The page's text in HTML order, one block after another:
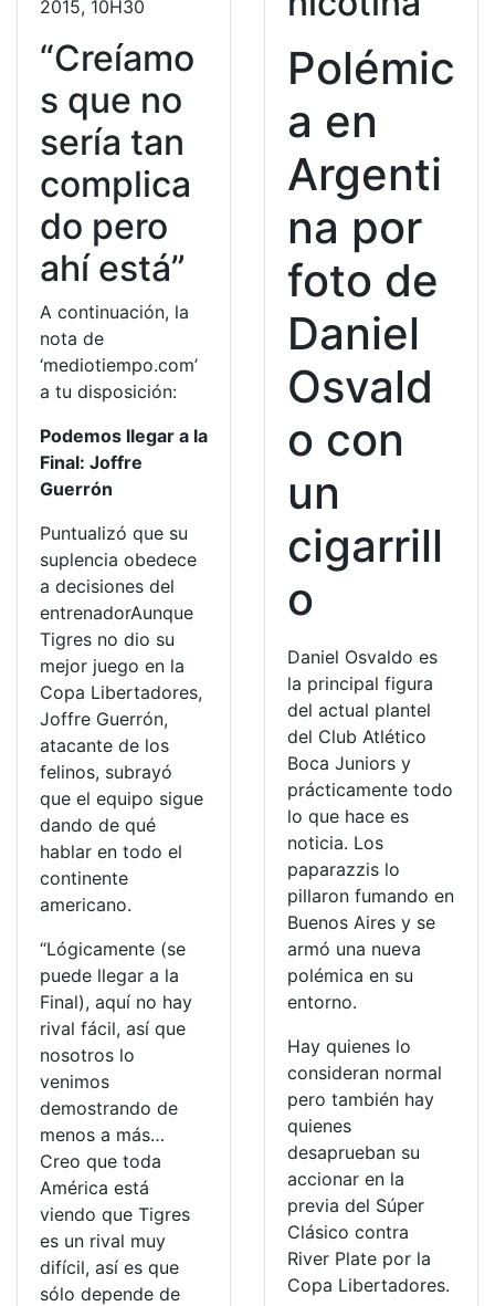
2015, 10H30
“Creíamo
s que no
sería tan
complica
do pero
ahí está”
A continuación, la
nota de
‘mediotiempo.com’
a tu disposición:
Podemos llegar a la
Final: Joffre
Guerrón
Puntualizó que su
suplencia obedece
a decisiones del
entrenadorAunque
Tigres no dio su
mejor juego en la
Copa Libertadores,
Joffre Guerrón,
atacante de los
felinos, subrayó
que el equipo sigue
dando de qué
hablar en todo el
continente
americano.
“Lógicamente (se
puede llegar a la
Final), aquí no hay
rival fácil, así que
nosotros lo
venimos
demostrando de
menos a más…
Creo que toda
América está
viendo que Tigres
es un rival muy
difícil, así es que
sólo depende de
Polémic
a en
Argenti
na por
foto de
Daniel
Osvald
o con
un
cigarrill
o
Daniel Osvaldo es
la principal figura
del actual plantel
del Club Atlético
Boca Juniors y
prácticamente todo
lo que hace es
noticia. Los
paparazzis lo
pillaron fumando en
Buenos Aires y se
armó una nueva
polémica en su
entorno.
Hay quienes lo
consideran normal
pero también hay
quienes
desaprueban su
accionar en la
previa del Súper
Clásico contra
River Plate por la
Copa Libertadores.